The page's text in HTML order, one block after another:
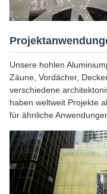
Unsere hohlen
Zäune, Vordächer,
verschiedene
haben weltweit Projekte
für ähnliche